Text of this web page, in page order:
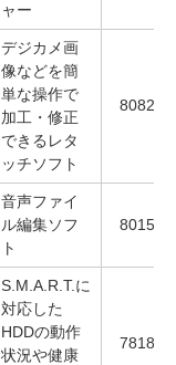
ャー
デジカメ画
像などを簡
単な操作で
加工・修正
できるレタ
ッチソフト
8082
音声ファイ
ル編集ソフ
ト
8015
S.M.A.R.T.に
対応した
HDDの動作
状況や健康
7818